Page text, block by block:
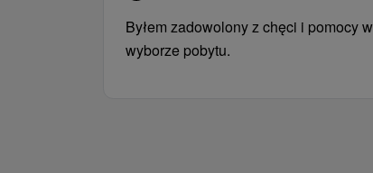
Byłem zadowolony z chęci i pomocy w
wyborze pobytu.